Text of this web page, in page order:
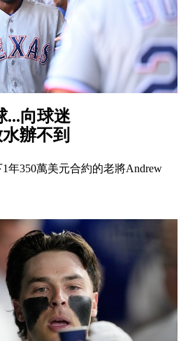
...向球迷
辦不到
年350萬美元合約的老將Andrew